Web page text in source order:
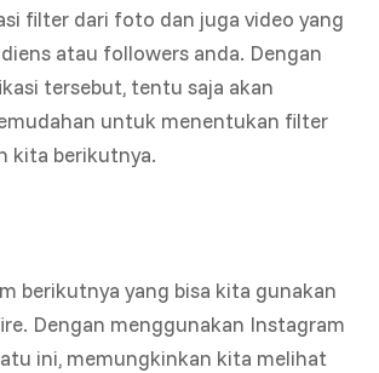
filter dari foto dan juga video yang
atau followers anda. Dengan
tersebut, tentu saja akan
untuk menentukan filter
kita berikutnya.
berikutnya yang bisa kita gunakan
Dengan menggunakan Instagram
ini, memungkinkan kita melihat